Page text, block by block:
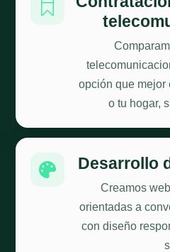

opción que mejor
o tu hogar,
 Desarrollo
Creamos
orientadas a
con diseño